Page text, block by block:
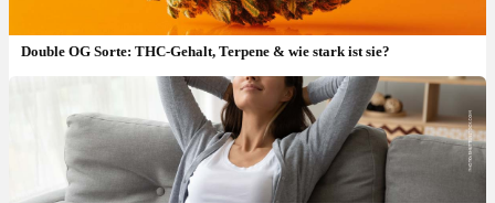
Double OG Sorte: THC-Gehalt, Terpene & wie stark ist sie?